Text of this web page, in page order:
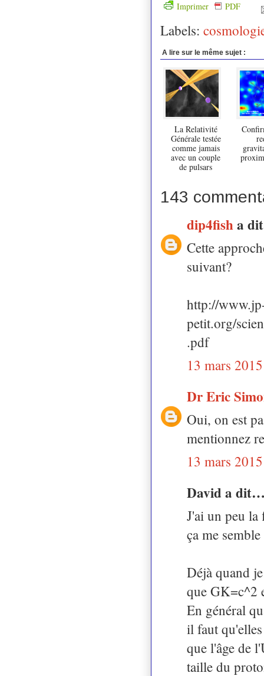
Imprimer PDF
Labels:
A lire sur le même sujet :
La Relativité
Générale testée
comme jamais
avec un couple
de pulsars
143
dip4fisha
Cette
suivant?
http://
petit.org/
.pdf
13 mars
Dr Eric
Oui, on est
mentionnez
13 mars
David a
J'ai un peu la
ça me
Déjà quand
que GK=c^2
En général
il faut
que l'âge de
taille du